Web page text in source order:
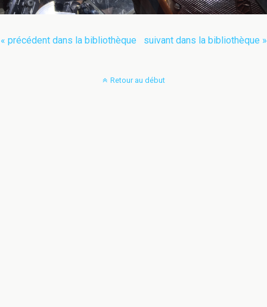
« précédent dans la bibliothèque suivant dans la bibliothèque »
Retour au début